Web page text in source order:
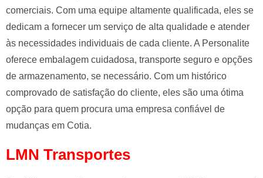
comerciais. Com uma equipe altamente qualificada, eles se
dedicam a fornecer um serviço de alta qualidade e atender
às necessidades individuais de cada cliente. A Personalite
oferece embalagem cuidadosa, transporte seguro e opções
de armazenamento, se necessário. Com um histórico
comprovado de satisfação do cliente, eles são uma ótima
opção para quem procura uma empresa confiável de
mudanças em Cotia.
LMN Transportes